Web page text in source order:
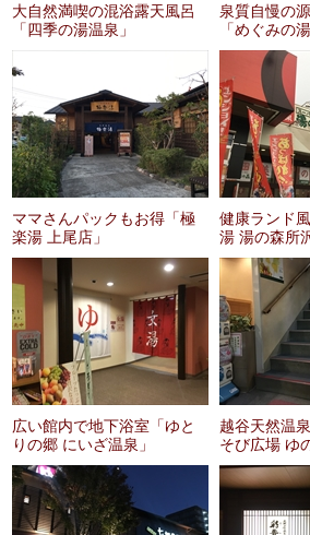
大自然満喫の混浴露天風呂
「四季の湯温泉」
泉質自慢の
「めぐみの湯
ママさんパックもお得「極
楽湯 上尾店」
健康ランド
湯 湯の森所
広い館内で地下浴室「ゆと
りの郷 にいざ温泉」
越谷天然温
そび広場 ゆ